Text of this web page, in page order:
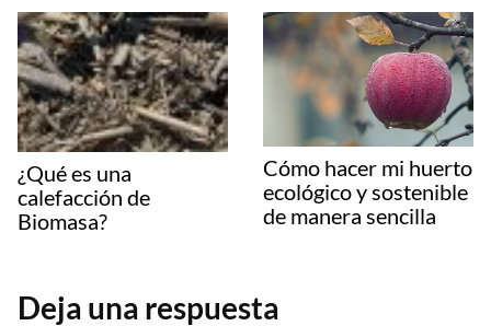
¿Qué es una
calefacción de
Biomasa?
Cómo hacer mi huerto
ecológico y sostenible
de manera sencilla
Deja una respuesta